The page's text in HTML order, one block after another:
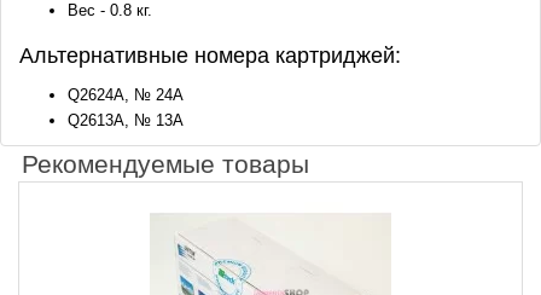
Вес - 0.8 кг.
Альтернативные номера картриджей:
Q2624A, № 24A
Q2613A, № 13А
Рекомендуемые товары